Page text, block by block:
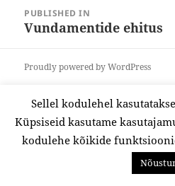
navigation
PUBLISHED IN
Vundamentide ehitus
Proudly powered by WordPress
Sellel kodulehel
Küpsiseid kasutame
kodulehe kõikide